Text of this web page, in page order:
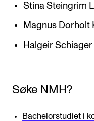
Stina Steingrim
Magnus Dorholt
Halgeir
Søke NMH?
Bachelorstudiet i